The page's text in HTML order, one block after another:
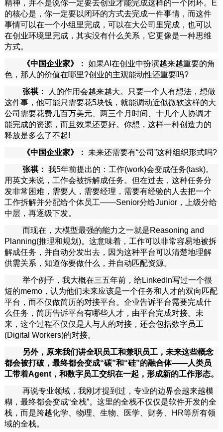
精神，并不是说你一定要去创业才能完成这样的一个闭环。E
的核心是，你一定要以闭环的方式去完成一件事情，而这件
事情可以在一个小组里完成，可以在大公司里完成，也可以
在创业环境里完成，其实没有什么关系，它更像是一种思维
方式。
《中国企业家》： 如果AI在创业中扮演越来越重要的角
色，那人的价值在哪里?创业的主观能动性还重要吗?
张祺：
人的作用会越来越大。只要一个人有想法，想做
这件事，他可能只需要花5块钱，就能调动近似微软这样的大
公司需要花费几百万美元、两三个月时间、十几个人协调才
能完成的资源，而且效果还更好。你想，这样一种创造力的
释放是多么了不起!
《中国企业家》：
未来还需要有“公司”这种组织形式吗?
张祺： 我5年前提出的：工作(work)会变成任务(task)。
用英文来说，工作会被拆解成任务。但在过去，这种任务分
发非常困难，需要人，需要经理，需要有经验的人去把一个
工作拆解并分配给个体员工——Senior分给Junior，上级分给
中层，再逐级下发。
而现在，大模型最强的能力之一就是Reasoning and
Planning(推理和规划)。这意味着，工作可以非常容易地被拆
解成任务，并自动分发出去，因为这种平台可以清楚地理解
供需关系，知道你要做什么，并自动匹配资源。
举个例子，我大概在三五年前，给LinkedIn写过一个很
短的memo，认为他们未来应该是一个任务和人才的双向匹配
平台，而不仅做简历的对接平台。企业告诉平台需要完成什
么任务，简历告诉平台有哪些人才，由平台完成对接。未
来，这个过程不仅仅是人与人的对接，还会包括数字员工
(Digital Workers)的对接。
另外，原来我们讲全职员工和兼职员工，未来这些概念
都会被打破，最终都会变成“碳”和“硅”的融合体——人类员
工带着Agent，和数字员工交织在一起，形成新的工作形态。
再说专业领域，我刚才提到过，专业的边界会越来越模
糊，最终都会变成“全栈”。这里的全栈不仅仅是软件开发的全
栈，而是跨越化学、物理、生物、医学、财务、HR等所有领
域的全栈。